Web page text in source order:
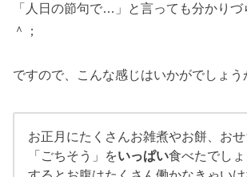
「人日の節句で…」と言っても分かりづ
＾；
ですので、こんな感じはいかがでしょう
お正月にたくさんお雑煮やお餅、お
「ごちそう」をいっぱい食べたでしょ